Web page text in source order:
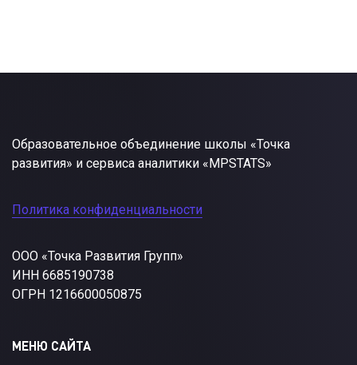
Образовательное объединение школы «Точка
развития» и сервиса аналитики «MPSTATS»
Политика конфиденциальности
ООО «Точка Развития Групп»
ИНН 6685190738
ОГРН 1216600050875
МЕНЮ САЙТА